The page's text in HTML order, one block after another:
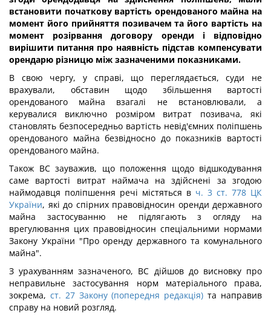
встановити початкову вартість орендованого майна на
момент його прийняття позивачем та його вартість на
момент розірвання договору оренди і відповідно
вирішити питання про наявність підстав компенсувати
орендарю різницю між зазначеними показниками.
В свою чергу, у справі, що переглядається, суди не
врахували, обставин щодо збільшення вартості
орендованого майна взагалі не встановлювали, а
керувалися виключно розміром витрат позивача, які
становлять безпосередньо вартість невід'ємних поліпшень
орендованого майна безвідносно до показників вартості
орендованого майна.
Також ВС зауважив, що положення щодо відшкодування
саме вартості витрат наймача на здійснені за згодою
наймодавця поліпшення речі містяться в ч. 3 ст. 778 ЦК
України, які до спірних правовідносин оренди державного
майна застосуванню не підлягають з огляду на
врегулювання цих правовідносин спеціальними нормами
Закону України "Про оренду державного та комунального
майна".
З урахуванням зазначеного, ВС дійшов до висновку про
неправильне застосування норм матеріального права,
зокрема, ст. 27 Закону (попередня редакція) та направив
справу на новий розгляд.